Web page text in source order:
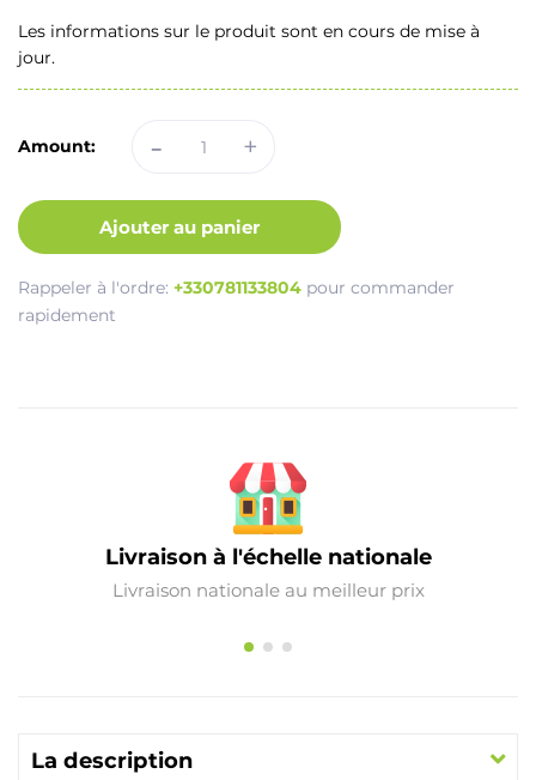
Les informations sur le produit sont en cours de mise à
jour.
Amount: - +
Ajouter au panier
Rappeler à l'ordre: +330781133804 pour commander
rapidement
Livraison à l'échelle nationale
Livraison nationale au meilleur prix
La description